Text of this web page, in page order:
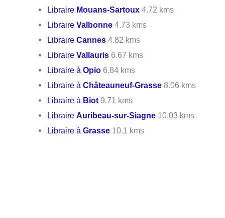
Libraire Mouans-Sartoux 4.72 kms
LibraireValbonne 4.73 kms
LibraireCannes 4.82 kms
LibraireVallauris 6.67 kms
Libraire àOpio 6.84 kms
Libraire àChâteauneuf-Grasse 8.06 kms
Libraire à Biot 9.71 kms
LibraireAuribeau-sur-Siagne 10.03 kms
Libraire àGrasse 10.1 kms